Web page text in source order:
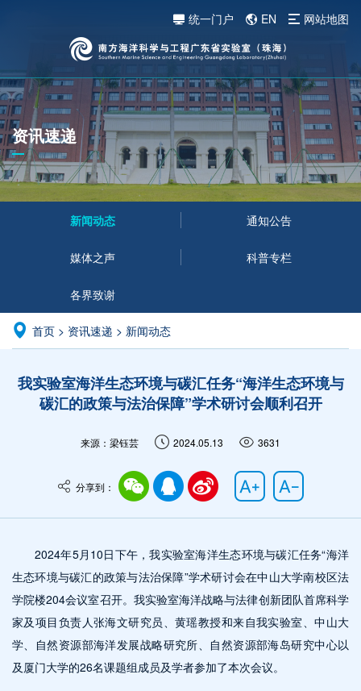
统一门户 EN 网站地图
资讯速递
新闻动态 通知公告
媒体之声 科普专栏
各界致谢
首页 > 资讯速递 > 新闻动态
我实验室海洋生态环境与碳汇任务“海洋生态环境与
碳汇的政策与法治保障”学术研讨会顺利召开
来源：梁钰芸 2024.05.13 3631
分享到：
2024年5月10日下午，我实验室海洋生态环境与碳汇任务“海洋
生态环境与碳汇的政策与法治保障”学术研讨会在中山大学南校区法
学院楼204会议室召开。我实验室海洋战略与法律创新团队首席科学
家及项目负责人张海文研究员、黄瑶教授和来自我实验室、中山大
学、自然资源部海洋发展战略研究所、自然资源部海岛研究中心以
及厦门大学的26名课题组成员及学者参加了本次会议。